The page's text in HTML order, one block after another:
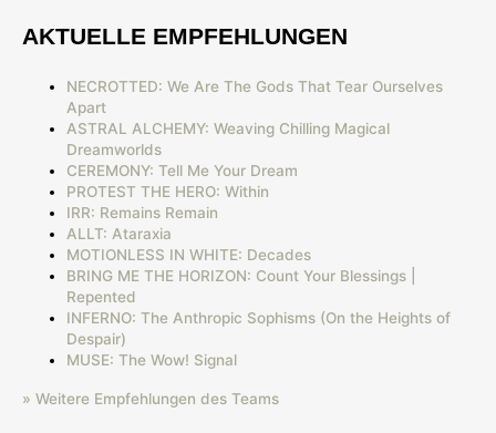
AKTUELLE EMPFEHLUNGEN
NECROTTED: We Are The Gods That Tear Ourselves
Apart
ASTRAL ALCHEMY: Weaving Chilling Magical
Dreamworlds
CEREMONY: Tell Me Your Dream
PROTEST THE HERO: Within
IRR: Remains Remain
ALLT: Ataraxia
MOTIONLESS IN WHITE: Decades
BRING ME THE HORIZON: Count Your Blessings |
Repented
INFERNO: The Anthropic Sophisms (On the Heights of
Despair)
MUSE: The Wow! Signal
» Weitere Empfehlungen des Teams